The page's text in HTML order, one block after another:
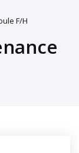
F/H